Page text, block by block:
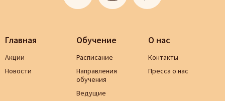
Главная
Акции
Новости
Обучение
Расписание
Направления
обучения
Ведущие
О нас
Контакты
Пресса о нас